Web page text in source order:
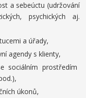
a sebeúctu (udržování
psychických aj.
a úřady,
agendy s klienty,
sociálním prostředím
úkonů,